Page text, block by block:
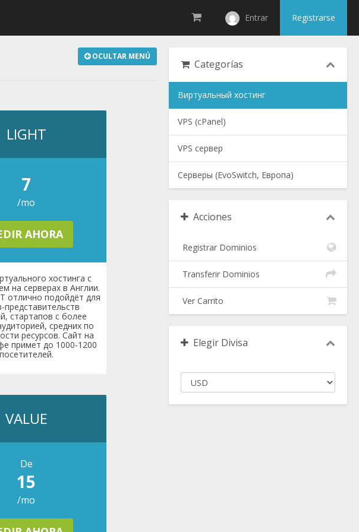
Entrar Registrarse
OCULTAR MENÚ
LIGHT
7
/mo
AHORA
хостинга с
на серверах в Англии.
отлично подойдёт для
представительств
стартапов с более
средних по
ресурсов. Сайт на
примет до 1000-1200
посетителей.
VALUE
De
15
/mo
Categorías
Виртуальный хостинг
VPS (cPanel)
VPS сервер
Серверы (EvoSwitch, Европа)
Acciones
Registrar Dominios
Transferir Dominios
Ver Carrito
Elegir Divisa